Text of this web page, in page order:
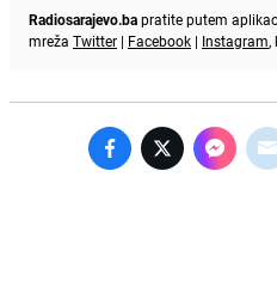
Radiosarajevo.bapratite putem
mreža Twitter | Facebook | Instagram,